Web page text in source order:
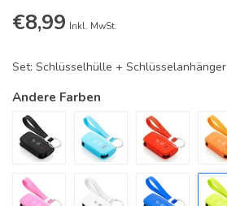
€8,99 Inkl. MwSt.
Set: Schlüsselhülle + Schlüsselanhänger
Andere Farben